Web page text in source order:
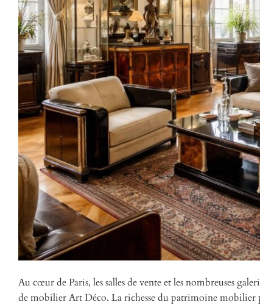
Au cœur de Paris, les salles de vente et les nombreuses
de mobilier Art Déco. La richesse du patrimoine mobilier